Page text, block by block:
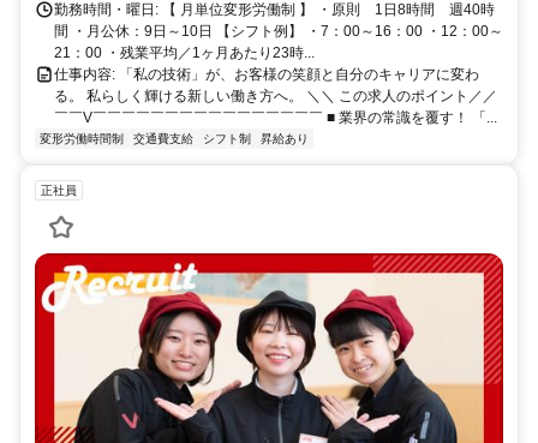
勤務時間・曜日: 【 月単位変形労働制 】 ・原則 1日8時間 週40時
間 ・月公休：9日～10日 【シフト例】 ・7：00～16：00 ・12：00～
21：00 ・残業平均／1ヶ月あたり23時...
仕事内容: 「私の技術」が、お客様の笑顔と自分のキャリアに変わ
る。 私らしく輝ける新しい働き方へ。 ＼＼ この求人のポイント／／
￣￣V￣￣￣￣￣￣￣￣￣￣￣￣￣￣￣￣ ■ 業界の常識を覆す！ 「...
変形労働時間制 交通費支給 シフト制 昇給あり
正社員